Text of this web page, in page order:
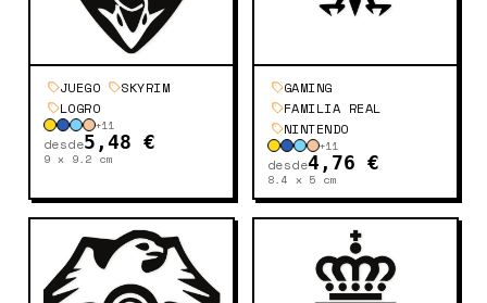
JUEGO
SKYRIM
LOGRO
+11
desde5,48 €
9 x 9.2 cm
GAMING
FAMILIA REAL
NINTENDO
+11
desde4,76 €
8.4 x 5 cm